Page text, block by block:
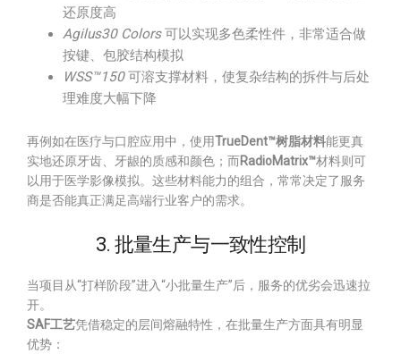
还原度高
Agilus30 Colors可以实现多色柔性件，非常适合做
按键、包胶结构模拟
WSS™150可溶支撑材料，使复杂结构的拆件与后处
理难度大幅下降
再例如在医疗与口腔应用中，使用TrueDent™树脂材料能更真
实地还原牙齿、牙龈的质感和颜色；而RadioMatrix™材料则可
以用于医学影像模拟。这些材料能力的组合，常常决定了服务
商是否能真正满足高端行业客户的需求。
3. 批量生产与一致性控制
当项目从“打样阶段”进入“小批量生产”后，服务的优劣会迅速拉
开。
SAF工艺凭借稳定的层间熔融特性，在批量生产方面具有明显
优势：